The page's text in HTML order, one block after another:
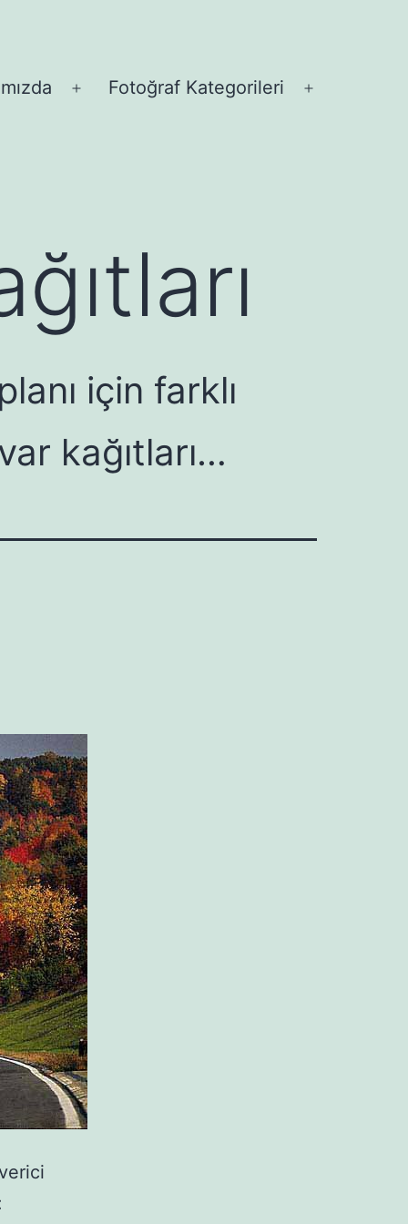
Menüyü
Fotoğraf Kategorileri
için farklı
kağıtları…